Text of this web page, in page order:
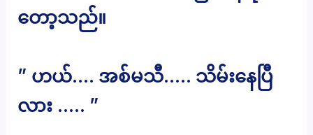
တော့သည်။
” ဟယ်…. အစ်မသီ….. သိမ်းနေပြီ
လား ….. ”